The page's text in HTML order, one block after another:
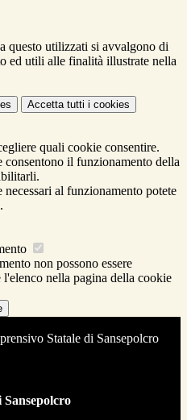
questo utilizzati si avvalgono di
ed utili alle finalità illustrate nella
Accetta tutti i cookies
quali cookie consentire.
consentono il funzionamento della
al funzionamento potete
.
non possono essere
nella pagina della cookie
Statale di Sansepolcro